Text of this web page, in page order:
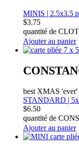
MINIS | 2.5x3.5
$3.75
quantité de
Ajouter au panier
best XMAS 'ever'
STANDARD |
$6.50
quantité de
Ajouter au panier